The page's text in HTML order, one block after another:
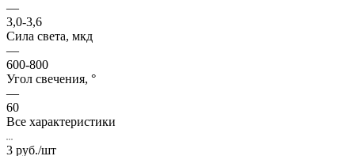
—
3,0-3,6
Сила света, мкд
—
600-800
Угол свечения, °
—
60
Все характеристики
3 руб./шт